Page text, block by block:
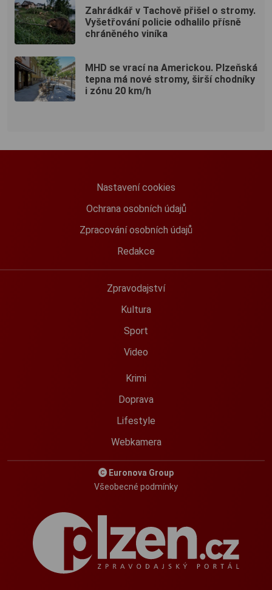
Zahrádkář v Tachově přišel o stromy.
Vyšetřování policie odhalilo přísně
chráněného viníka
MHD se vrací na Americkou. Plzeňská
tepna má nové stromy, širší chodníky
i zónu 20 km/h
Nastavení cookies
Ochrana osobních údajů
Zpracování osobních údajů
Redakce
Zpravodajství
Kultura
Sport
Video
Krimi
Doprava
Lifestyle
Webkamera
Euronova Group
Všeobecné podmínky